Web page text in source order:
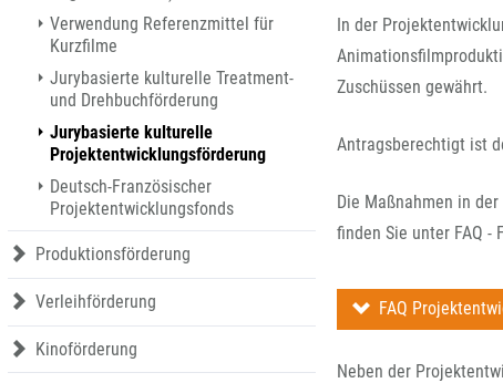
Kinoförderung
Folgevorhaben aus BKM-Preismitteln
Förderprogramm Filmerbe
Eigenkapitalaufstockung
Sonderförderungen nach § 2 FFG
In der
Zuschüssen gewährt.
Antragsberechtigt ist
Die Maßnahmen in
finden Sie unter FAQ -
FAQ
Neben der
Verwendung Referenzmittel für
Kurzfilme
Jurybasierte kulturelle Treatment-
und Drehbuchförderung
Jurybasierte kulturelle
Projektentwicklungsförderung
Deutsch-Französischer
Projektentwicklungsfonds
Produktionsförderung
Verleihförderung
Kinoförderung